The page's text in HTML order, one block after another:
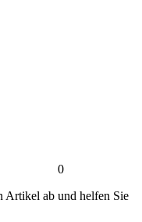
0
Artikel ab und helfen Sie